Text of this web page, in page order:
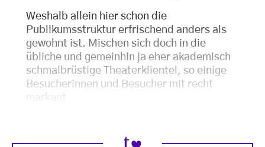
Weshalb allein hier schon die
Publikumsstruktur erfrischend anders als
gewohnt ist. Mischen sich doch in die
übliche und gemeinhin ja eher akademisch
schmalbrüstige Theaterklientel, so einige
Besucherinnen und Besucher mit recht
markant